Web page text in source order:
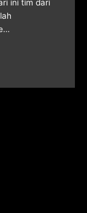
ini tim dari